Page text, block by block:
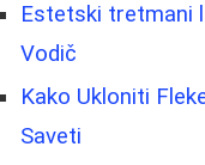
Estetski tretmani
Vodič
Kako Ukloniti
Saveti